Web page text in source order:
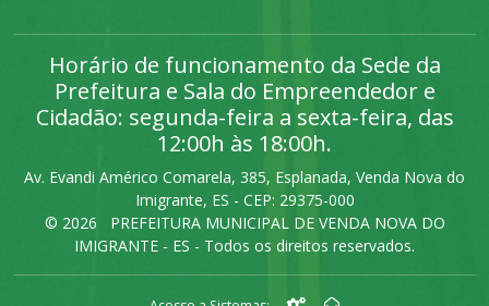
Horário de funcionamento da Sede da
Prefeitura e Sala do Empreendedor e
Cidadão: segunda-feira a sexta-feira, das
12:00h às 18:00h.
Av. Evandi Américo Comarela, 385, Esplanada, Venda Nova do
Imigrante, ES - CEP: 29375-000
© 2026 PREFEITURA MUNICIPAL DE VENDA NOVA DO
IMIGRANTE - ES - Todos os direitos reservados.